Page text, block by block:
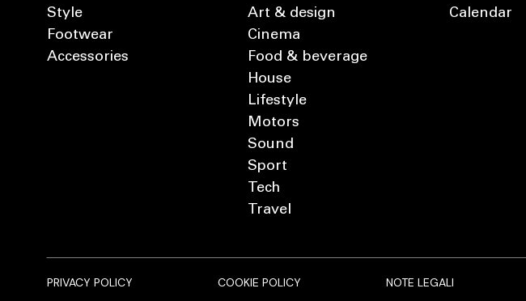
Style
Footwear
Accessories
Art & design
Cinema
Food & beverage
House
Lifestyle
Motors
Sound
Sport
Tech
Travel
Calendar
PRIVACY POLICY COOKIE POLICY NOTE LEGALI